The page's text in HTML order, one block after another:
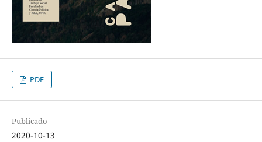
PDF
Publicado
2020-10-13